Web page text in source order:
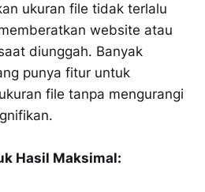
ukuran file tidak terlalu
website atau
diunggah. Banyak
punya fitur untuk
file tanpa mengurangi
Hasil Maksimal: